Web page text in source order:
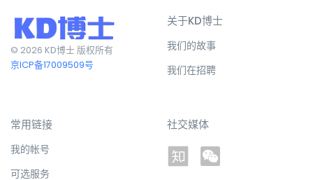
© 2026 KD博士 版权所有
京ICP备17009509号
关于KD博士
我们的故事
我们在招聘
常用链接
我的帐号
可选服务
社交媒体